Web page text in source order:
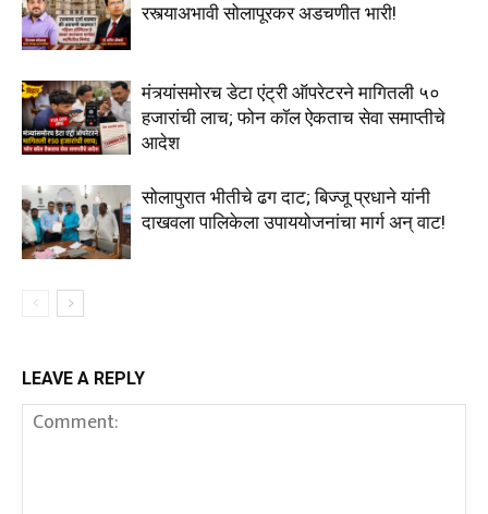
रस्त्याअभावी सोलापूरकर अडचणीत भारी!
मंत्र्यांसमोरच डेटा एंट्री ऑपरेटरने मागितली ₹५०
हजारांची लाच; फोन कॉल ऐकताच सेवा समाप्तीचे
आदेश
सोलापुरात भीतीचे ढग दाट; बिज्जू प्रधाने यांनी
दाखवला पालिकेला उपाययोजनांचा मार्ग अन् वाट!
LEAVE A REPLY